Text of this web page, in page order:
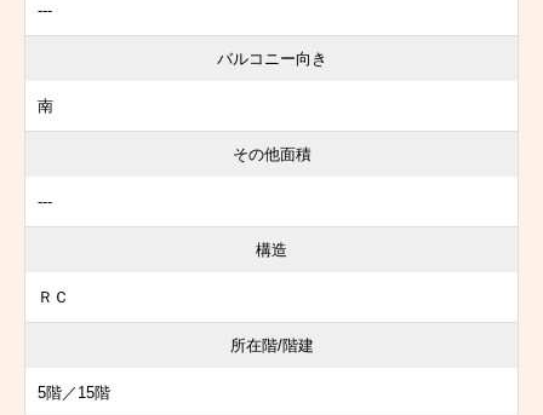
---
バルコニー向き
南
その他面積
---
構造
ＲＣ
所在階/階建
5階／15階